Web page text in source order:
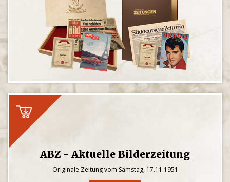
ABZ - Aktuelle Bilderzeitung
Originale Zeitung vom Samstag, 17.11.1951